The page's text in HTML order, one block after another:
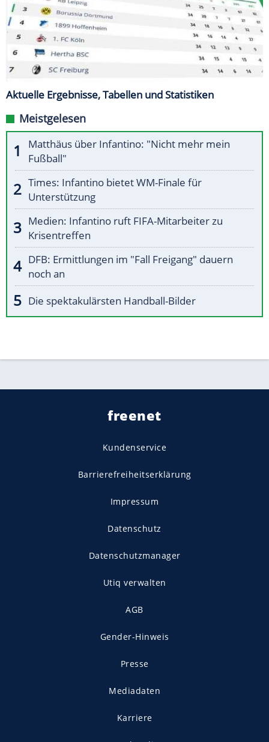
Aktuelle Ergebnisse, Tabellen und Statistiken
Meistgelesen
Matthäus über Infantino: "Nicht mehr mein
Fußball"
Times: Infantino bietet WM-Finale für
Unterstützung
Medien: Infantino ruft FIFA-Mitarbeiter zu
Krisentreffen
DFB: Ermittlungen im "Fall Freigang" dauern
noch an
Die spektakulärsten Handball-Bilder
freenet
Kundenservice
Barrierefreiheitserklärung
Impressum
Datenschutz
Datenschutzmanager
Utiq verwalten
AGB
Gender-Hinweis
Presse
Mediadaten
Karriere